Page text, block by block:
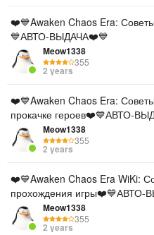
❤️💙Awaken Chaos Era:
💙АВТО-ВЫДАЧА❤️💙
Meow1338
355
2 years
❤️💙Awaken Chaos Era:
прокачке героев❤️💙АВТО-
Meow1338
355
2 years
❤️💙Awaken Chaos Era WiKi:
прохождения игры❤️💙АВТО-
Meow1338
355
2 years